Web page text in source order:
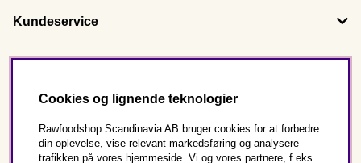
Kundeservice
Cookies og lignende teknologier
Rawfoodshop Scandinavia AB bruger cookies for at forbedre
din oplevelse, vise relevant markedsføring og analysere
trafikken på vores hjemmeside. Vi og vores partnere, f.eks.